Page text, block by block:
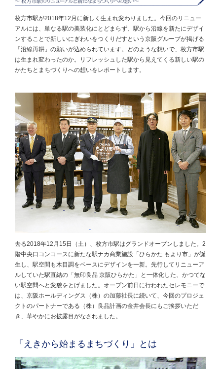
枚方市駅が2018年12月に新しく生まれ変わりました。今回のリニュー
アルには、単なる駅の美装化にとどまらず、駅から沿線を新たにデザイ
ンすることで新しいにぎわいをつくりだすという京阪グループが掲げる
「沿線再耕」の願いが込められています。どのような想いで、枚方市駅
は生まれ変わったのか。リフレッシュした駅から見えてくる新しい駅の
かたちとまちづくりへの想いをレポートします。
去る2018年12月15日（土）、枚方市駅はグランドオープンしました。2
階中央口コンコースに新たな駅ナカ商業施設「ひらかた もより市」が誕
生し、駅空間も木目調をベースにデザインを一新。先行してリニューア
ルしていた駅直結の「無印良品 京阪ひらかた」と一体化した、かつてな
い駅空間へと変貌をとげました。オープン前日に行われたセレモニーで
は、京阪ホールディングス（株）の加藤社長に続いて、今回のプロジェ
クトのパートナーである（株）良品計画の金井会長にもご挨拶いただ
き、華やかにお披露目がなされました。
「えきから始まるまちづくり」とは